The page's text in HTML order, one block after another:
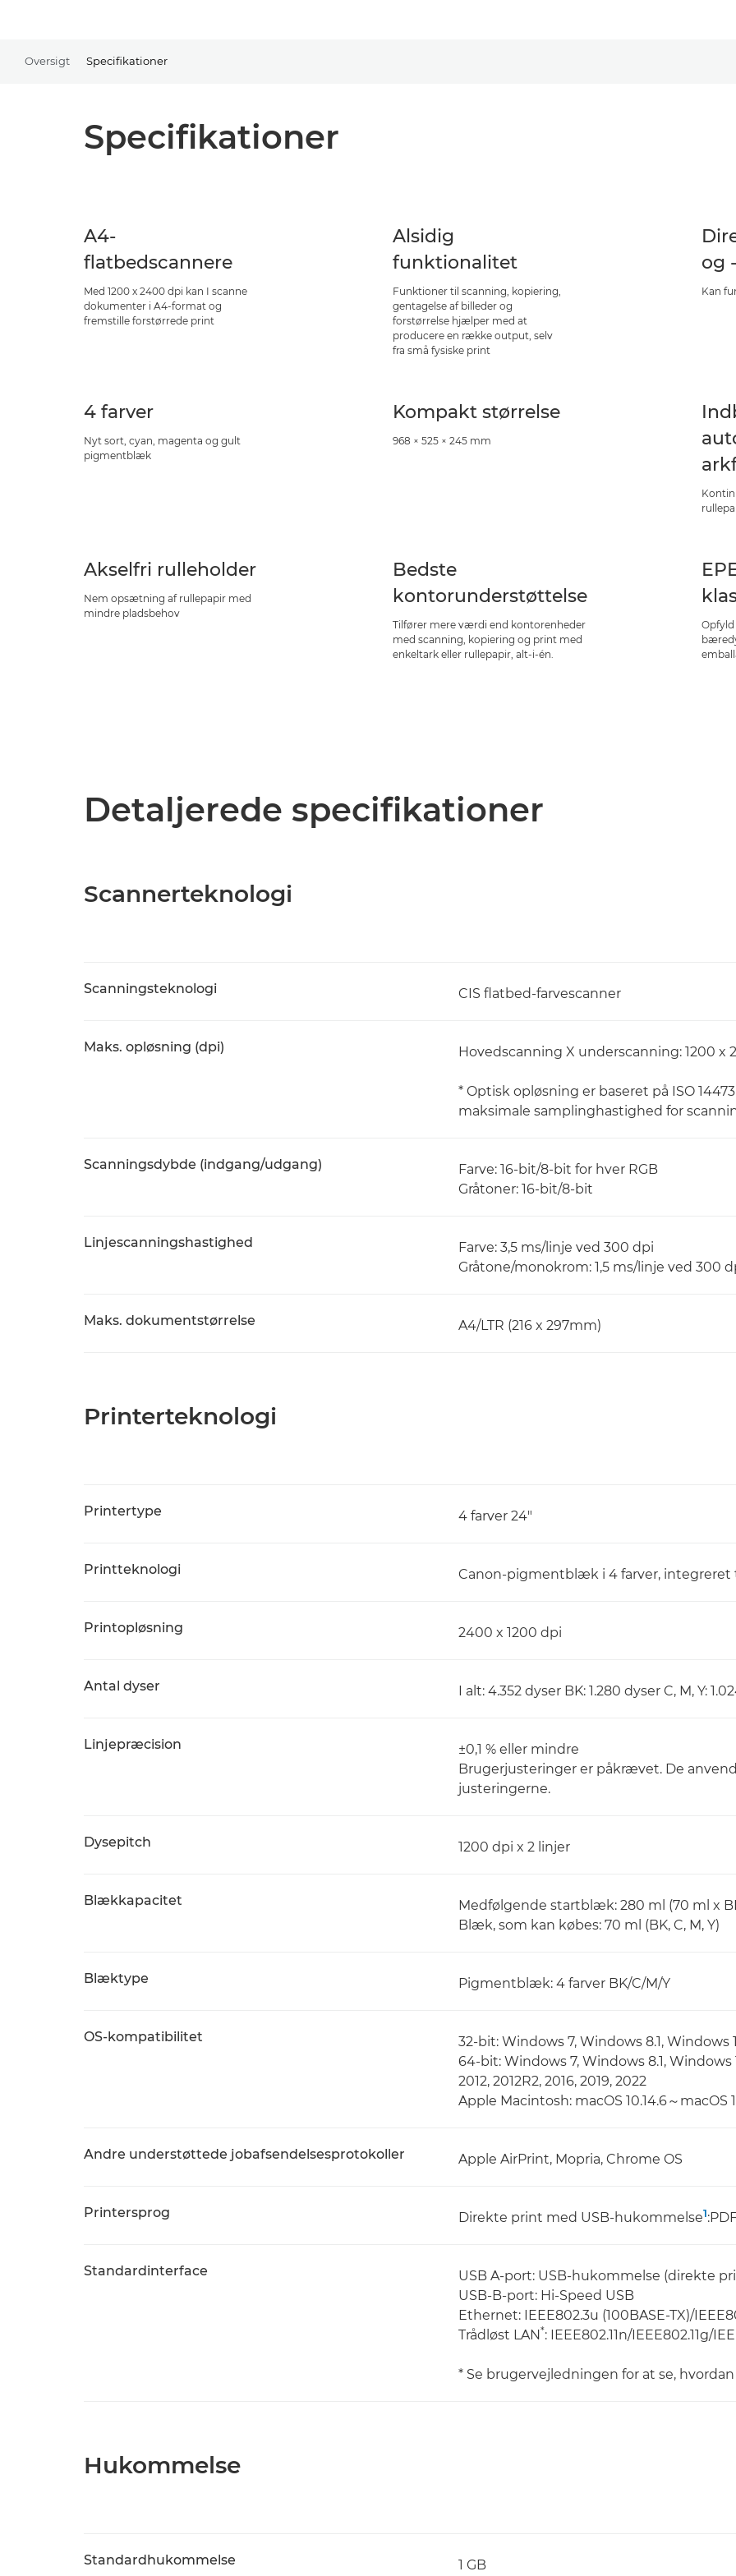
Oversigt Specifikationer
Specifikationer
A4-
flatbedscannere
Med 1200 x 2400 dpi kan I scanne
dokumenter i A4-format og
fremstille forstørrede print
Alsidig
funktionalitet
Funktioner til scanning, kopiering,
gentagelse af billeder og
forstørrelse hjælper med at
producere en række output, selv
fra små fysiske print
og
Kan
4 farver
Nyt sort, cyan, magenta og gult
pigmentblæk
Kompakt størrelse
968 × 525 × 245 mm
Akselfri rulleholder
Nem opsætning af rullepapir med
mindre pladsbehov
Bedste
kontorunderstøttelse
Tilfører mere værdi end kontorenheder
med scanning, kopiering og print med
enkeltark eller rullepapir, alt-i-én.
Detaljerede specifikationer
Scannerteknologi
Scanningsteknologi CIS flatbed-farvescanner
Maks. opløsning (dpi) Hovedscanning X underscanning: 1200 x
* Optisk opløsning er baseret på ISO
maksimale samplinghastighed for
Scanningsdybde (indgang/udgang)
Farve: 16-bit/8-bit for hver RGB
Gråtoner: 16-bit/8-bit
Linjescanningshastighed
Farve: 3,5 ms/linje ved 300 dpi
Gråtone/monokrom: 1,5 ms/linje ved 300
Maks. dokumentstørrelse A4/LTR (216 x 297mm)
Printerteknologi
Printertype 4 farver 24"
Printteknologi Canon-pigmentblæk i 4 farver, integreret
Printopløsning 2400 x 1200 dpi
Antal dyser I alt: 4.352 dyser BK: 1.280 dyser C, M, Y:
Linjepræcision
±0,1 % eller mindre
Brugerjusteringer er påkrævet. De
justeringerne.
Dysepitch 1200 dpi x 2 linjer
Blækkapacitet
Medfølgende startblæk: 280 ml (70 ml x
Blæk, som kan købes: 70 ml (BK, C, M, Y)
Blæktype Pigmentblæk: 4 farver BK/C/M/Y
OS-kompatibilitet
32-bit: Windows 7, Windows 8.1, Windows
64-bit: Windows 7, Windows 8.1, Windows
2012, 2012R2, 2016, 2019, 2022
Apple Macintosh: macOS 10.14.6～macOS
Andre understøttede jobafsendelsesprotokoller Apple AirPrint, Mopria, Chrome OS
Printersprog Direkte print med USB-hukommelse1
Standardinterface
USB A-port: USB-hukommelse (direkte
USB-B-port: Hi-Speed USB
Ethernet: IEEE802.3u (100BASE-TX)/
Trådløst LAN*: IEEE802.11n/IEEE802.11g/
* Se brugervejledningen for at se,
Hukommelse
Standardhukommelse 1 GB